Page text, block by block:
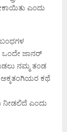
ಎಂದು
ಒಂದೇ ಜಾನರ್
ನಮ್ಮ ತಂಡ
ಅಕ್ಕತಂಗಿಯರ ಕಥೆ
ನೀಡಲಿದೆ ಎಂದು